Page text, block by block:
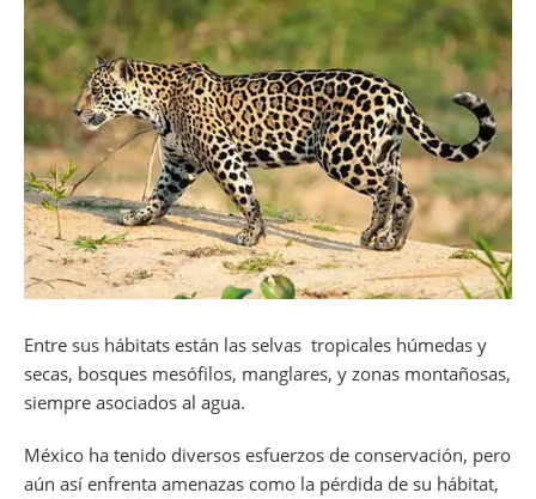
Entre sus hábitats están las selvas tropicales húmedas y
secas, bosques mesófilos, manglares, y zonas montañosas,
siempre asociados al agua.
México ha tenido diversos esfuerzos de conservación, pero
aún así enfrenta amenazas como la pérdida de su hábitat,